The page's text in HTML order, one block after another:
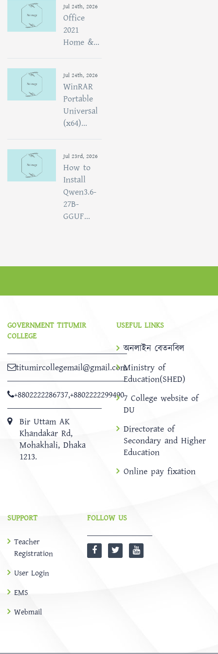
Jul 24th, 2026
Office
2021
Home &...
Jul 24th, 2026
WinRAR
Portable
Universal
(x64)...
Jul 23rd, 2026
How to
Install
Qwen3.6-
27B-
GGUF...
GOVERNMENT TITUMIR
COLLEGE
titumircollegemail@gmail.com
+8802222286737,+8802222299490
Bir Uttam AK
Khandakar Rd,
Mohakhali, Dhaka
1213.
USEFUL LINKS
অনলাইন বেতনবিল
Ministry of
Education(SHED)
7 College website of
DU
Directorate of
Secondary and Higher
Education
Online pay fixation
SUPPORT
Teacher
Registration
User Login
EMS
Webmail
FOLLOW US